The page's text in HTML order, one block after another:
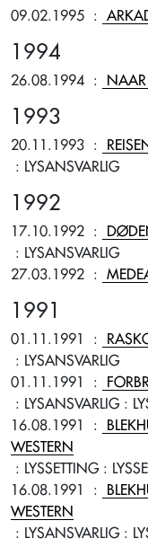
09.02.1995 :
1994
26.08.1994 :
1993
20.11.1993 :
: LYSANSVARLIG
1992
17.10.1992 :
: LYSANSVARLIG
27.03.1992 :
1991
01.11.1991 :
: LYSANSVARLIG
01.11.1991
:
: LYSANSVARLIG:
16.08.1991
:
WESTERN
: LYSSETTING:
16.08.1991
:
WESTERN
: LYSANSVARLIG: